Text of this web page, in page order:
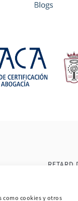
como cookies y otros
RETARD
VOL